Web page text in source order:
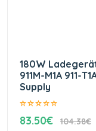
180W
911M-M1A 911-
Supply
83.50€ 104.38€